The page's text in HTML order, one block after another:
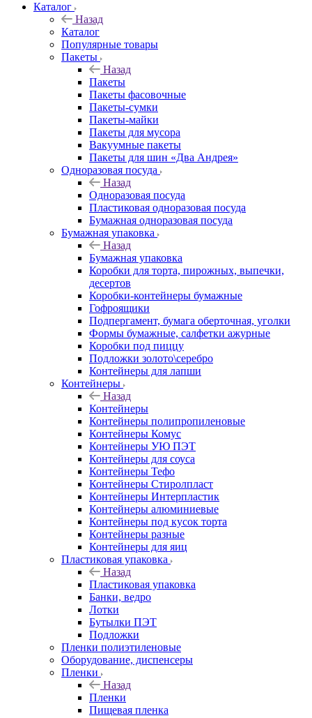
Каталог
Назад
Каталог
Популярные товары
Пакеты
Назад
Пакеты
Пакеты фасовочные
Пакеты-сумки
Пакеты-майки
Пакеты для мусора
Вакуумные пакеты
Пакеты для шин «Два Андрея»
Одноразовая посуда
Назад
Одноразовая посуда
Пластиковая одноразовая посуда
Бумажная одноразовая посуда
Бумажная упаковка
Назад
Бумажная упаковка
Коробки для торта, пирожных, выпечки,
десертов
Коробки-контейнеры бумажные
Гофроящики
Подпергамент, бумага оберточная, уголки
Формы бумажные, салфетки ажурные
Коробки под пиццу
Подложки золото\серебро
Контейнеры для лапши
Контейнеры
Назад
Контейнеры
Контейнеры полипропиленовые
Контейнеры Комус
Контейнеры УЮ ПЭТ
Контейнеры для соуса
Контейнеры Тефо
Контейнеры Стиролпласт
Контейнеры Интерпластик
Контейнеры алюминиевые
Контейнеры под кусок торта
Контейнеры разные
Контейнеры для яиц
Пластиковая упаковка
Назад
Пластиковая упаковка
Банки, ведро
Лотки
Бутылки ПЭТ
Подложки
Пленки полиэтиленовые
Оборудование, диспенсеры
Пленки
Назад
Пленки
Пищевая пленка